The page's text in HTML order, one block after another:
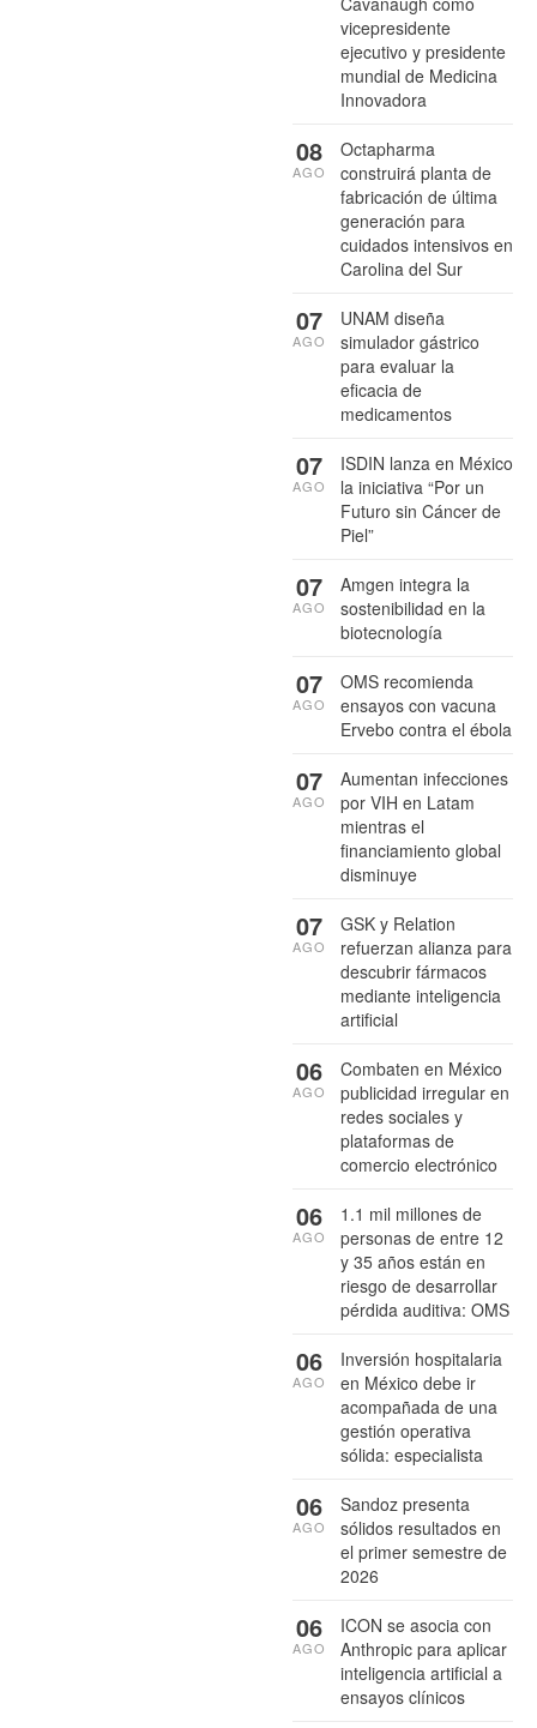
vicepresidente
ejecutivo y presidente
mundial de Medicina
Innovadora
Octapharma
construirá planta de
fabricación de última
generación para
cuidados intensivos en
Carolina del Sur
08
AGO
UNAM diseña
simulador gástrico
para evaluar la
eficacia de
medicamentos
07
AGO
ISDIN lanza en México
la iniciativa “Por un
Futuro sin Cáncer de
Piel”
07
AGO
Amgen integra la
sostenibilidad en la
biotecnología
07
AGO
OMS recomienda
ensayos con vacuna
Ervebo contra el ébola
07
AGO
Aumentan infecciones
por VIH en Latam
mientras el
financiamiento global
disminuye
07
AGO
GSK y Relation
refuerzan alianza para
descubrir fármacos
mediante inteligencia
artificial
07
AGO
Combaten en México
publicidad irregular en
redes sociales y
plataformas de
comercio electrónico
06
AGO
1.1 mil millones de
personas de entre 12
y 35 años están en
riesgo de desarrollar
pérdida auditiva: OMS
06
AGO
Inversión hospitalaria
en México debe ir
acompañada de una
gestión operativa
sólida: especialista
06
AGO
Sandoz presenta
sólidos resultados en
el primer semestre de
2026
06
AGO
ICON se asocia con
Anthropic para aplicar
inteligencia artificial a
ensayos clínicos
06
AGO